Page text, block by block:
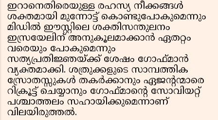
ഇറാനെതിരെയുള്ള രഹസ്യ നീക്കങ്ങൾ
ശക്തമായി മുന്നോട്ട് കൊണ്ടുപോകുമെന്നും
മിഡിൽ ഈസ്റ്റിലെ ശക്തിസന്തുലനം
ഇസ്രയേലിന് അനുകൂലമാക്കാൻ ഏതറ്റം
വരെയും പോകുമെന്നും
സത്യപ്രതിജ്ഞയ്ക്ക് ശേഷം ഗോഫ്മാൻ
വ്യക്തമാക്കി. ശത്രുക്കളുടെ സാമ്പത്തിക
സ്രോതസ്സുകൾ തകർക്കാനും ഏജന്റന്മാരെ
റിക്രൂട്ട് ചെയ്യാനും ഗോഫ്മാന്റെ സോവിയറ്റ്
പശ്ചാത്തലം സഹായിക്കുമെന്നാണ്
വിലയിരുത്തൽ.